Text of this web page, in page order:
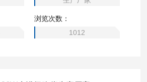
浏览次数：
1012